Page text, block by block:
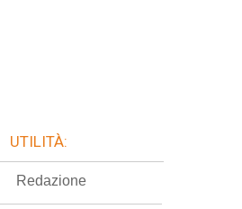
UTILITÀ:
Redazione